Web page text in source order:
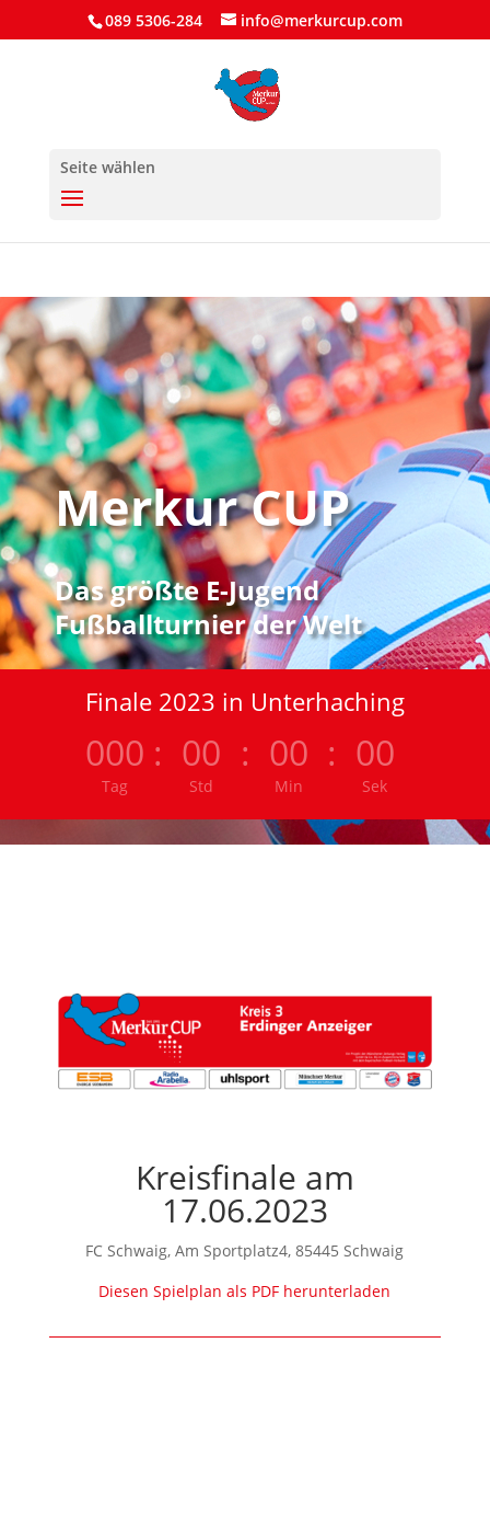
089 5306-284 info@merkurcup.com
Seite wählen
Merkur CUP
Das größte E-Jugend
Fußballturnier der Welt
Finale 2023 in Unterhaching
000
Tag
: 00
Std
: 00
Min
: 00
Sek
Kreisfinale am
17.06.2023
FC Schwaig, Am Sportplatz4, 85445 Schwaig
Diesen Spielplan als PDF herunterladen